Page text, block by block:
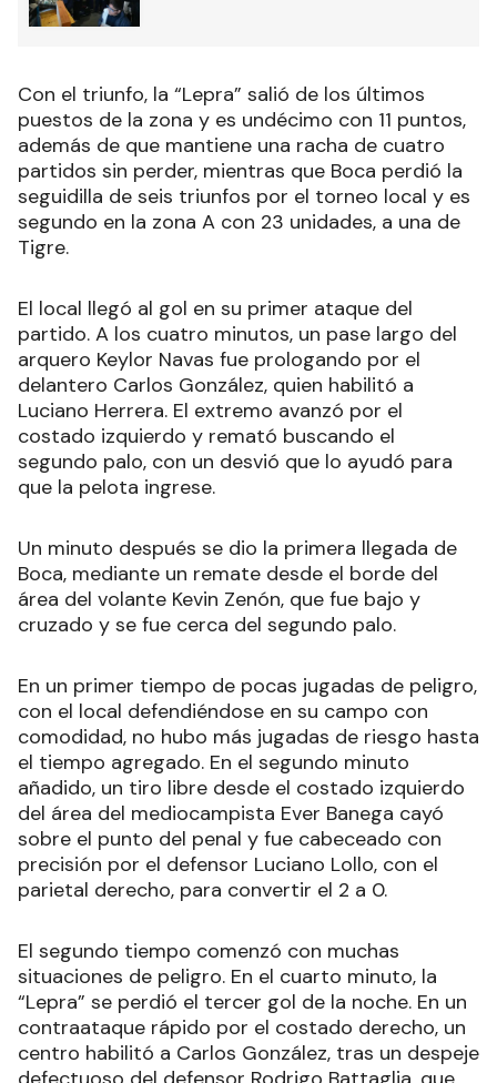
Con el triunfo, la “Lepra” salió de los últimos
puestos de la zona y es undécimo con 11 puntos,
además de que mantiene una racha de cuatro
partidos sin perder, mientras que Boca perdió la
seguidilla de seis triunfos por el torneo local y es
segundo en la zona A con 23 unidades, a una de
Tigre.
El local llegó al gol en su primer ataque del
partido. A los cuatro minutos, un pase largo del
arquero Keylor Navas fue prologando por el
delantero Carlos González, quien habilitó a
Luciano Herrera. El extremo avanzó por el
costado izquierdo y remató buscando el
segundo palo, con un desvió que lo ayudó para
que la pelota ingrese.
Un minuto después se dio la primera llegada de
Boca, mediante un remate desde el borde del
área del volante Kevin Zenón, que fue bajo y
cruzado y se fue cerca del segundo palo.
En un primer tiempo de pocas jugadas de peligro,
con el local defendiéndose en su campo con
comodidad, no hubo más jugadas de riesgo hasta
el tiempo agregado. En el segundo minuto
añadido, un tiro libre desde el costado izquierdo
del área del mediocampista Ever Banega cayó
sobre el punto del penal y fue cabeceado con
precisión por el defensor Luciano Lollo, con el
parietal derecho, para convertir el 2 a 0.
El segundo tiempo comenzó con muchas
situaciones de peligro. En el cuarto minuto, la
“Lepra” se perdió el tercer gol de la noche. En un
contraataque rápido por el costado derecho, un
centro habilitó a Carlos González, tras un despeje